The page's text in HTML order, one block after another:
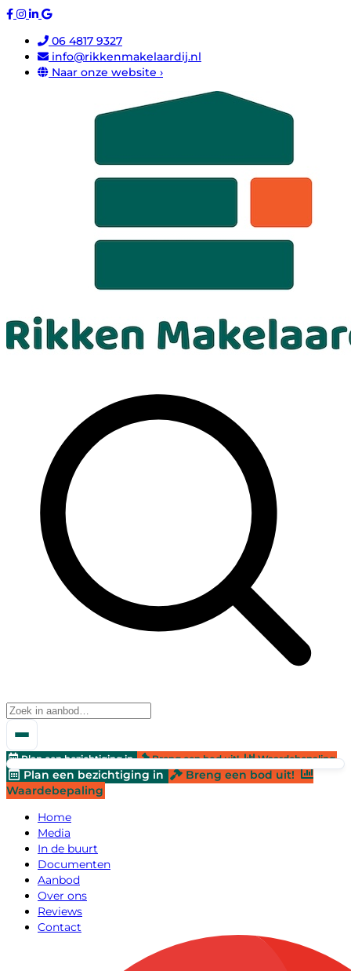
06 4817 9327
info@rikkenmakelaardij.nl
Naar onze website ›
Plan een bezichtiging in Breng een bod uit! Waardebepaling
Plan een bezichtiging in
Breng een bod uit!
Waardebepaling
Home
Media
In de buurt
Documenten
Aanbod
Over ons
Reviews
Contact